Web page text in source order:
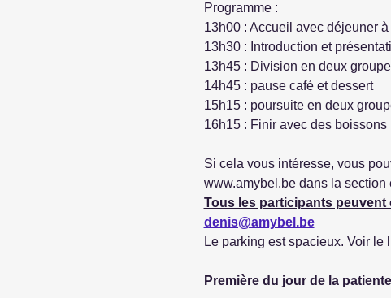
Programme :
13h00 : Accueil avec déjeuner
13h30 : Introduction et
13h45 : Division en deux
14h45 : pause café et dessert
15h15 : poursuite en deux
16h15 : Finir avec des boissons
Si cela vous intéresse, vous
www.amybel.be dans la section
Tous les participants
denis@amybel.be
Le parking est spacieux. Voir le
Première du jour de la